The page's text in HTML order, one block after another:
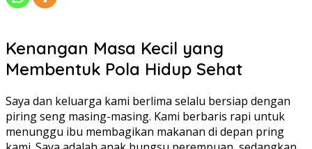
Kenangan Masa Kecil yang
Membentuk Pola Hidup Sehat
Saya dan keluarga kami berlima selalu bersiap dengan
piring seng masing-masing. Kami berbaris rapi untuk
menunggu ibu membagikan makanan di depan pring